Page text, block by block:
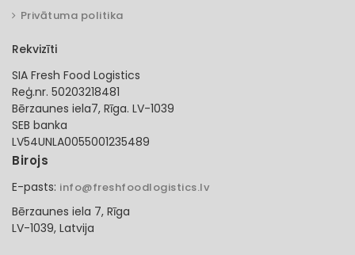
Privātuma politika
Rekvizīti
SIA Fresh Food Logistics
Reģ.nr. 50203218481
Bērzaunes iela7, Rīga. LV-1039
SEB banka
LV54UNLA0055001235489
Birojs
E-pasts: info@freshfoodlogistics.lv
Bērzaunes iela 7, Rīga
LV-1039, Latvija